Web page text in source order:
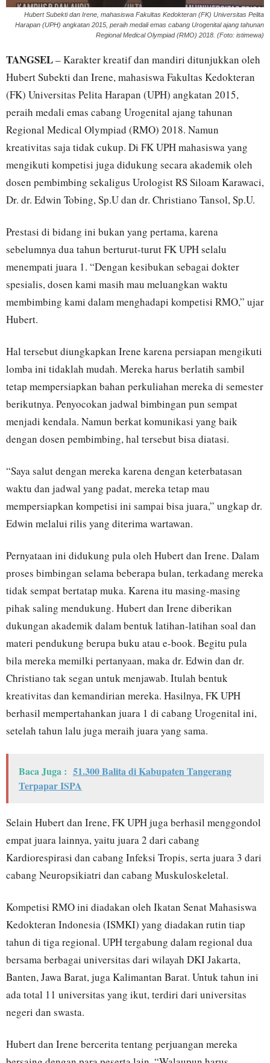
Hubert Subekti dan Irene, mahasiswa Fakultas Kedokteran (FK) Universitas Pelita
Harapan (UPH) angkatan 2015, peraih medali emas cabang Urogenital ajang tahunan
Regional Medical Olympiad (RMO) 2018. (Foto: istimewa)
TANGSEL– Karakter kreatif dan mandiri ditunjukkan oleh
Hubert Subekti dan Irene, mahasiswa Fakultas Kedokteran
(FK) Universitas Pelita Harapan (UPH) angkatan 2015,
peraih medali emas cabang Urogenital ajang tahunan
Regional Medical Olympiad (RMO) 2018. Namun
kreativitas saja tidak cukup. Di FK UPH mahasiswa yang
mengikuti kompetisi juga didukung secara akademik oleh
dosen pembimbing sekaligus Urologist RS Siloam Karawaci,
Dr. dr. Edwin Tobing, Sp.U dan dr. Christiano Tansol, Sp.U.
Prestasi di bidang ini bukan yang pertama, karena
sebelumnya dua tahun berturut-turut FK UPH selalu
menempati juara 1. “Dengan kesibukan sebagai dokter
spesialis, dosen kami masih mau meluangkan waktu
membimbing kami dalam menghadapi kompetisi RMO,” ujar
Hubert.
Hal tersebut diungkapkan Irene karena persiapan mengikuti
lomba ini tidaklah mudah. Mereka harus berlatih sambil
tetap mempersiapkan bahan perkuliahan mereka di semester
berikutnya. Penyocokan jadwal bimbingan pun sempat
menjadi kendala. Namun berkat komunikasi yang baik
dengan dosen pembimbing, hal tersebut bisa diatasi.
“Saya salut dengan mereka karena dengan keterbatasan
waktu dan jadwal yang padat, mereka tetap mau
mempersiapkan kompetisi ini sampai bisa juara,” ungkap dr.
Edwin melalui rilis yang diterima wartawan.
Pernyataan ini didukung pula oleh Hubert dan Irene. Dalam
proses bimbingan selama beberapa bulan, terkadang mereka
tidak sempat bertatap muka. Karena itu masing-masing
pihak saling mendukung. Hubert dan Irene diberikan
dukungan akademik dalam bentuk latihan-latihan soal dan
materi pendukung berupa buku atau e-book. Begitu pula
bila mereka memilki pertanyaan, maka dr. Edwin dan dr.
Christiano tak segan untuk menjawab. Itulah bentuk
kreativitas dan kemandirian mereka. Hasilnya, FK UPH
berhasil mempertahankan juara 1 di cabang Urogenital ini,
setelah tahun lalu juga meraih juara yang sama.
Baca Juga : 51.300 Balita di Kabupaten Tangerang
Terpapar ISPA
Selain Hubert dan Irene, FK UPH juga berhasil menggondol
empat juara lainnya, yaitu juara 2 dari cabang
Kardiorespirasi dan cabang Infeksi Tropis, serta juara 3 dari
cabang Neuropsikiatri dan cabang Muskuloskeletal.
Kompetisi RMO ini diadakan oleh Ikatan Senat Mahasiswa
Kedokteran Indonesia (ISMKI) yang diadakan rutin tiap
tahun di tiga regional. UPH tergabung dalam regional dua
bersama berbagai universitas dari wilayah DKI Jakarta,
Banten, Jawa Barat, juga Kalimantan Barat. Untuk tahun ini
ada total 11 universitas yang ikut, terdiri dari universitas
negeri dan swasta.
Hubert dan Irene bercerita tentang perjuangan mereka